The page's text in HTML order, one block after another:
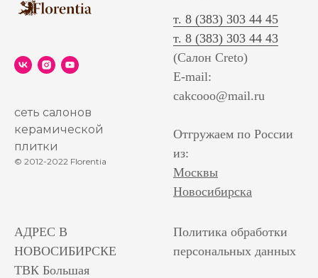
сеть салонов
керамической
плитки
© 2012-2022 Florentia
т. 8 (383) 303 44 45
т. 8 (383) 303 44 43
(Салон Creto)
E-mail:
cakcooo@mail.ru
Отгружаем по России
из:
Москвы
Новосибирска
АДРЕС В
НОВОСИБИРСКЕ
ТВК Большая
Политика обработки
персональных данных